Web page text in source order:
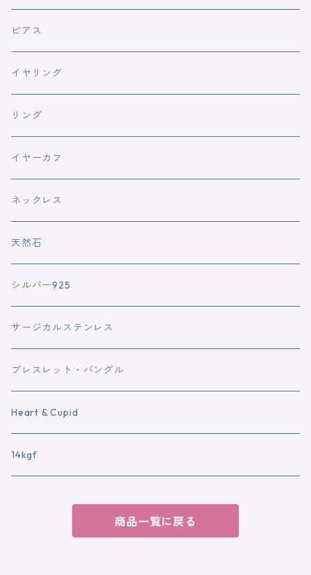
ピアス
イヤリング
リング
イヤーカフ
ネックレス
天然石
シルバー925
サージカルステンレス
ブレスレット・バングル
Heart & Cupid
14kgf
商品一覧に戻る